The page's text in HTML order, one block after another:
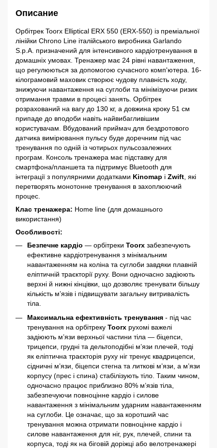
Описание
Орбітрек Toorx Elliptical ERX 550 (ERX-550) із преміальної
лінійки Chrono Line італійського виробника Garlando
S.p.A. призначений для інтенсивного кардіотренування в
домашніх умовах. Тренажер має 24 рівні навантаження,
що регулюються за допомогою сучасного комп'ютера. 16-
кілограмовий маховик створює чудову плавність ходу,
знижуючи навантаження на суглоби та мінімізуючи ризик
отримання травми в процесі занять. Орбітрек
розрахований на вагу до 130 кг, а довжина кроку 51 см
припаде до вподоби навіть найвибагливішим
користувачам. Вбудований приймач для бездротового
датчика вимірювання пульсу буде доречним під час
тренування по одній із чотирьох пульсозалежних
програм. Консоль тренажера має підставку для
смартфона/планшета та підтримує Bluetooth для
інтеграції з популярними додатками Kinomap і Zwift , які
перетворять монотонне тренування в захоплюючий
процес.
Клас тренажера: Home line (для домашнього
використання)
Особливості:
Безпечне кардіо — орбітреки Toorx забезпечують
ефективне кардіотренування з мінімальним
навантаженням на коліна та суглоби завдяки плавній
еліптичній траєкторії руху. Вони одночасно задіюють
верхні й нижні кінцівки, що дозволяє тренувати більшу
кількість м’язів і підвищувати загальну витривалість
тіла.
Максимальна ефективність тренування - під час
тренування на орбітреку Toorx рухомі важелі
задіюють м’язи верхньої частини тіла — біцепси,
трицепси, грудні та дельтоподібні м’язи плечей, тоді
як еліптична траєкторія руху ніг тренує квадрицепси,
сідничні м’язи, біцепси стегна та литкові м’язи, а м’язи
корпусу (прес і спина) стабілізують тіло. Таким чином,
одночасно працює приблизно 80% м’язів тіла,
забезпечуючи повноцінне кардіо і силове
навантаження з мінімальним ударним навантаженням
на суглоби. Це означає, що за коротший час
тренування можна отримати повноцінне кардіо і
силове навантаження для ніг, рук, плечей, спини та
корпуса, тоді як на біговій доріжці або велотренажері